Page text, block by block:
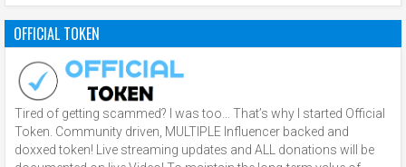
OFFICIAL TOKEN
Tired of getting scammed? I was too… That’s why I started Official
Token. Community driven, MULTIPLE Influencer backed and
doxxed token! Live streaming updates and ALL donations will be